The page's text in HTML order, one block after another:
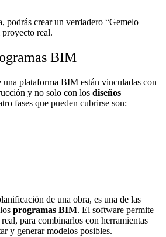
podrás crear un verdadero “Gemelo
real.
BIM
una plataforma BIM están vinculadas con
y no solo con los diseños
fases que pueden cubrirse son:
de una obra, es una de las
programas BIM. El software permite
para combinarlos con herramientas
y generar modelos posibles.